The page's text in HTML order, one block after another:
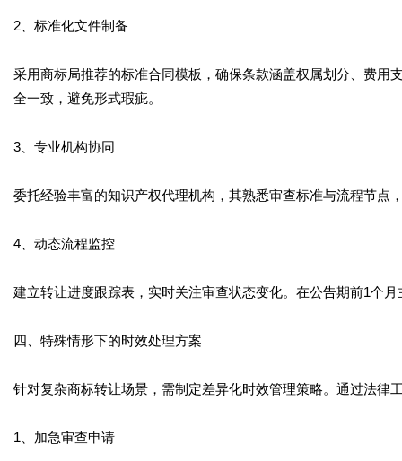
2、标准化文件制备
采用商标局推荐的标准合同模板，确保条款涵盖权属划分、费用
全一致，避免形式瑕疵。
3、专业机构协同
委托经验丰富的知识产权代理机构，其熟悉审查标准与流程节点
4、动态流程监控
建立转让进度跟踪表，实时关注审查状态变化。在公告期前1个
四、特殊情形下的时效处理方案
针对复杂商标转让场景，需制定差异化时效管理策略。通过法律
1、加急审查申请